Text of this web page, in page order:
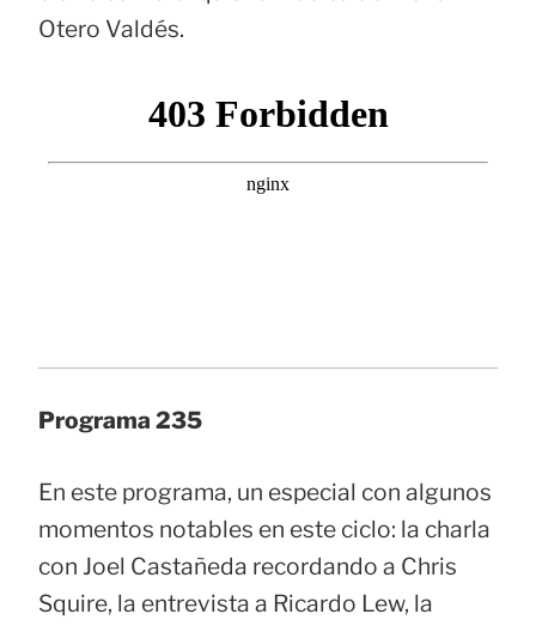
Otero Valdés.
Programa 235
En este programa, un especial con algunos
momentos notables en este ciclo: la charla
con Joel Castañeda recordando a Chris
Squire, la entrevista a Ricardo Lew, la